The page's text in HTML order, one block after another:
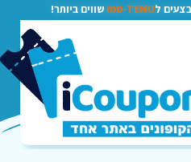
לTEMU-טמו שווים ביותר!